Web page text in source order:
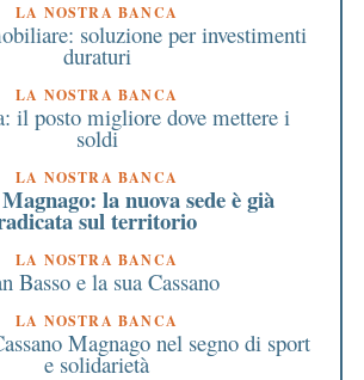
LA NOSTRA BANCA
soluzione per investimenti
duraturi
LA NOSTRA BANCA
il posto migliore dove mettere i
soldi
LA NOSTRA BANCA
la nuova sede è già
sul territorio
LA NOSTRA BANCA
Basso e la sua Cassano
LA NOSTRA BANCA
Magnago nel segno di sport
e solidarietà